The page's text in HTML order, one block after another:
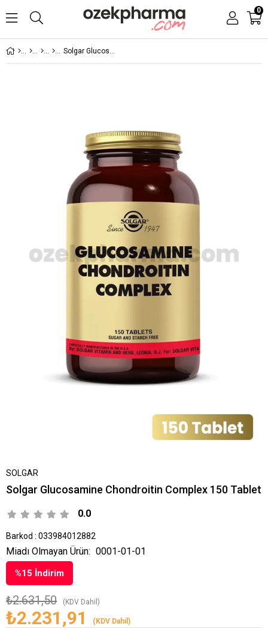
0
Solgar Glucosamine Chondroitin Complex 150 Tablet
SOLGAR
Solgar Glucosamine Chondroitin Complex 150 Tablet
0.0
Barkod : 033984012882
%15 İndirim
₺2.631,50 (KDV Dahil)
₺2.231,91 (KDV Dahil)
Miadı Olmayan Ürün: 0001-01-01